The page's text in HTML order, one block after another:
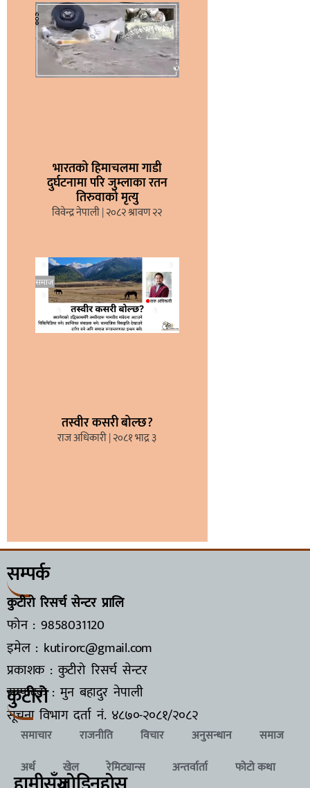
भारतको हिमाचलमा गाडी
दुर्घटनामा परि जुम्लाका रतन
तिरुवाको मृत्यु
विवेन्द्र नेपाली २०८२ श्रावण २२
तस्वीर कसरी बोल्छ?
राज अधिकारी २०८१ भाद्र ३
सम्पर्क
कुटीरो रिसर्च सेन्टर प्रालि
फोन : 9858031120
इमेल : kutirorc@gmail.com
प्रकाशक : कुटीरो रिसर्च सेन्टर
सम्पादक : मुन बहादुर नेपाली
सूचना विभाग दर्ता नं. ४८७०-२०८१/२०८२
कुटीरो
समाचार राजनीति विचार अनुसन्धान
समाज
अर्थ
खेल रेमिट्यान्स अन्तर्वार्ता फोटो कथा